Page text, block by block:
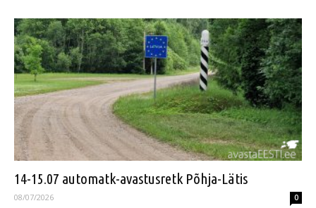
14-15.07 automatk-avastusretk Põhja-Lätis
08/07/2026 0